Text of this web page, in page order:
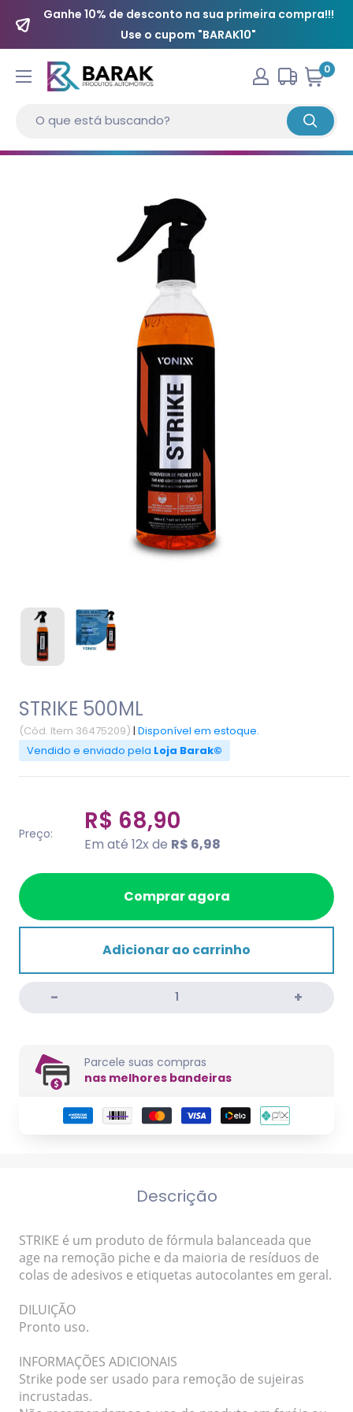
Ganhe 10% de desconto na sua primeira compra!!!
Use o cupom "BARAK10"
0
STRIKE 500ML
(Cód. Item 36475209) | Disponível em estoque.
Vendido e enviado pela Loja Barak©
Preço: R$ 68,90
Em até 12x de R$ 6,98
Comprar agora
Adicionar ao carrinho
Parcele suas compras
nas melhores bandeiras
Descrição
STRIKE é um produto de fórmula balanceada que
age na remoção piche e da maioria de resíduos de
colas de adesivos e etiquetas autocolantes em geral.
DILUIÇÃO
Pronto uso.
INFORMAÇÕES ADICIONAIS
Strike pode ser usado para remoção de sujeiras
incrustadas.